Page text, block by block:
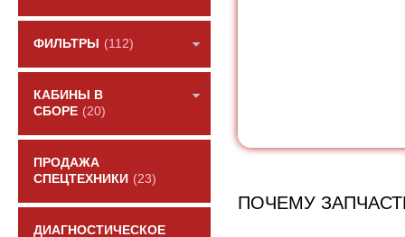
ФИЛЬТРЫ (112)
КАБИНЫ В
СБОРЕ (20)
ПРОДАЖА
СПЕЦТЕХНИКИ (23)
ДИАГНОСТИЧЕСКОЕ
ПОЧЕМУ